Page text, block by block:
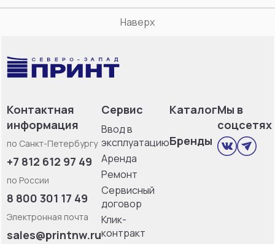
Наверх
Контактная
информация
по Санкт-Петербургу
+7 812 612 97 49
по России
8 800 301 17 49
Электронная почта
sales@printnw.ru
Сервис
Ввод в
эксплуатацию
Аренда
Ремонт
Сервисный
договор
Клик-
контракт
Каталог
Бренды
Мы в
соцсетях